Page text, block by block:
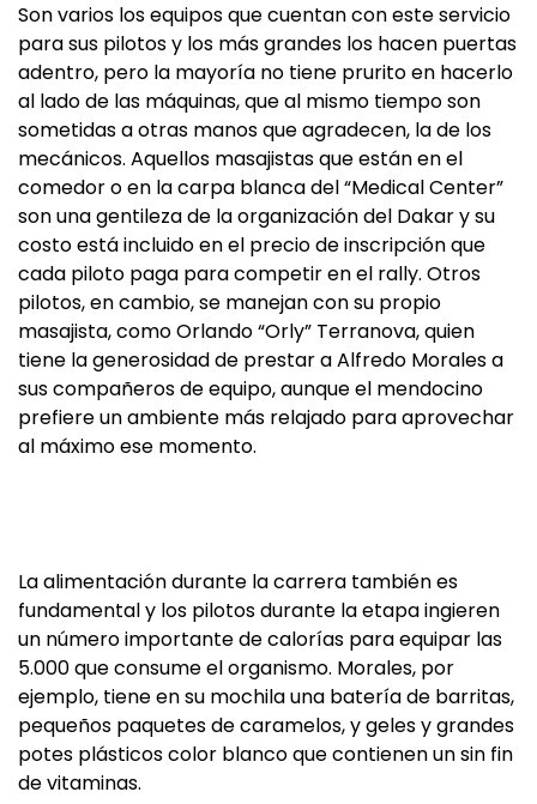
Son varios los equipos que cuentan con este servicio
para sus pilotos y los más grandes los hacen puertas
adentro, pero la mayoría no tiene prurito en hacerlo
al lado de las máquinas, que al mismo tiempo son
sometidas a otras manos que agradecen, la de los
mecánicos. Aquellos masajistas que están en el
comedor o en la carpa blanca del “Medical Center”
son una gentileza de la organización del Dakar y su
costo está incluido en el precio de inscripción que
cada piloto paga para competir en el rally. Otros
pilotos, en cambio, se manejan con su propio
masajista, como Orlando “Orly” Terranova, quien
tiene la generosidad de prestar a Alfredo Morales a
sus compañeros de equipo, aunque el mendocino
prefiere un ambiente más relajado para aprovechar
al máximo ese momento.
La alimentación durante la carrera también es
fundamental y los pilotos durante la etapa ingieren
un número importante de calorías para equipar las
5.000 que consume el organismo. Morales, por
ejemplo, tiene en su mochila una batería de barritas,
pequeños paquetes de caramelos, y geles y grandes
potes plásticos color blanco que contienen un sin fin
de vitaminas.